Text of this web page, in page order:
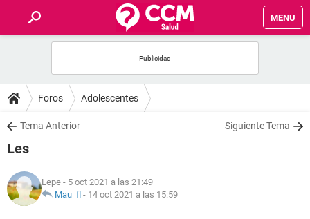
MENU
FOROS
SALUD
NUTRICIÓN
Foros Adolescentes
Tema Anterior Siguiente Tema
Les
Lepe - 5 oct 2021 a las 21:49
Mau_fl - 14 oct 2021 a las 15:59